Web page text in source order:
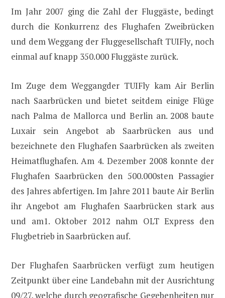
Im Jahr 2007 ging die Zahl der Fluggäste, bedingt
durch die Konkurrenz des Flughafen Zweibrücken
und dem Weggang der Fluggesellschaft TUIFly, noch
einmal auf knapp 350.000 Fluggäste zurück.
Im Zuge dem Weggangder TUIFly kam Air Berlin
nach Saarbrücken und bietet seitdem einige Flüge
nach Palma de Mallorca und Berlin an. 2008 baute
Luxair sein Angebot ab Saarbrücken aus und
bezeichnete den Flughafen Saarbrücken als zweiten
Heimatflughafen. Am 4. Dezember 2008 konnte der
Flughafen Saarbrücken den 500.000sten Passagier
des Jahres abfertigen. Im Jahre 2011 baute Air Berlin
ihr Angebot am Flughafen Saarbrücken stark aus
und am1. Oktober 2012 nahm OLT Express den
Flugbetrieb in Saarbrücken auf.
Der Flughafen Saarbrücken verfügt zum heutigen
Zeitpunkt über eine Landebahn mit der Ausrichtung
09/27, welche durch geografische Gegebenheiten nur